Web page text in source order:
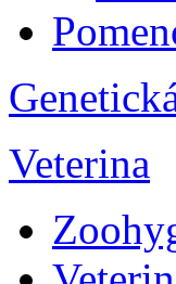
Veterina